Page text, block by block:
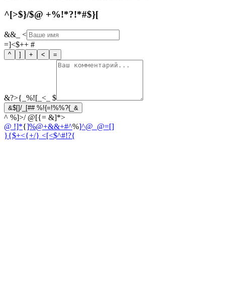
^[>$}/$@ +%!*?!*#$}[
&&_
<
=]<$++ #
^ ] + < =
&?>{_%![_<_ $
&$[]/_[## %!{=!%%?{_&
^ %]>/ @[{= &]*>
@ !]*{]%@+&&+#^%]^@_@=[]
}{$+<{+/} <[<$^#!?{